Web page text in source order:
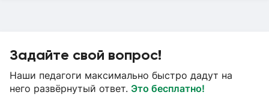
Задайте свой вопрос!
Наши педагоги максимально быстро дадут на
него развёрнутый ответ. Это бесплатно!